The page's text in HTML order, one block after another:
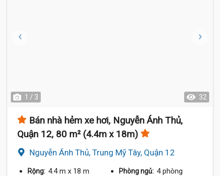
1 / 3 32
Bán nhà hẻm xe hơi, Nguyễn Ánh Thủ,
Quận 12, 80 m² (4.4m x 18m)
Nguyễn Ánh Thủ, Trung Mỹ Tây, Quận 12
Rộng: 4.4 m x 18 m Phòng ngủ: 4 phòng